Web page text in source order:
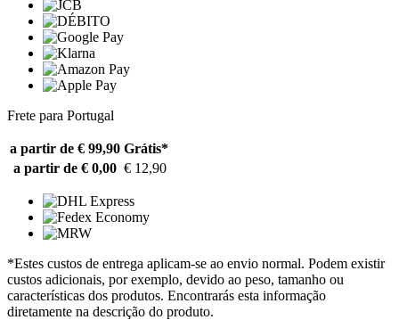
Frete para Portugal
a partir de € 99,90 Grátis*
a partir de € 0,00 € 12,90
*Estes custos de entrega aplicam-se ao envio normal. Podem existir
custos adicionais, por exemplo, devido ao peso, tamanho ou
características dos produtos. Encontrarás esta informação
diretamente na descrição do produto.